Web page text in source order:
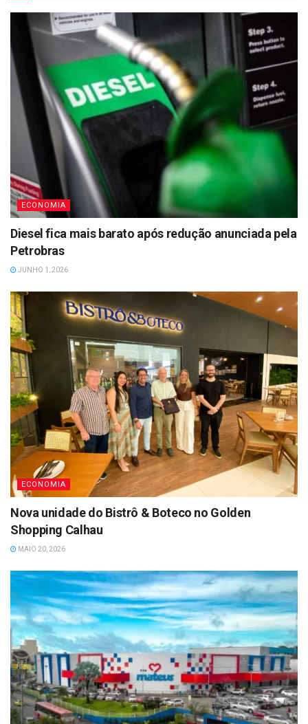
ECONOMIA
Diesel fica mais barato após redução anunciada pela
Petrobras
JUNHO 1, 2026
ECONOMIA
Nova unidade do Bistrô & Boteco no Golden
Shopping Calhau
MAIO 20, 2026